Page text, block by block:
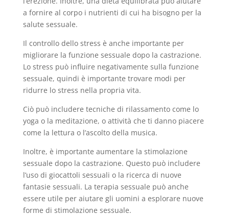
a fornire al corpo i nutrienti di cui ha bisogno per la
salute sessuale.
Il controllo dello stress è anche importante per
migliorare la funzione sessuale dopo la castrazione.
Lo stress può influire negativamente sulla funzione
sessuale, quindi è importante trovare modi per
ridurre lo stress nella propria vita.
Ciò può includere tecniche di rilassamento come lo
yoga o la meditazione, o attività che ti danno piacere
come la lettura o l’ascolto della musica.
Inoltre, è importante aumentare la stimolazione
sessuale dopo la castrazione. Questo può includere
l’uso di giocattoli sessuali o la ricerca di nuove
fantasie sessuali. La terapia sessuale può anche
essere utile per aiutare gli uomini a esplorare nuove
forme di stimolazione sessuale.